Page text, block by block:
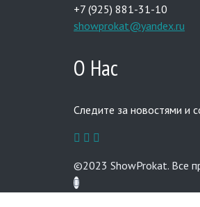
+7 (925) 881-31-10
showprokat@yandex.ru
О Нас
Следите за новостями и
©2023 ShowProkat. Все